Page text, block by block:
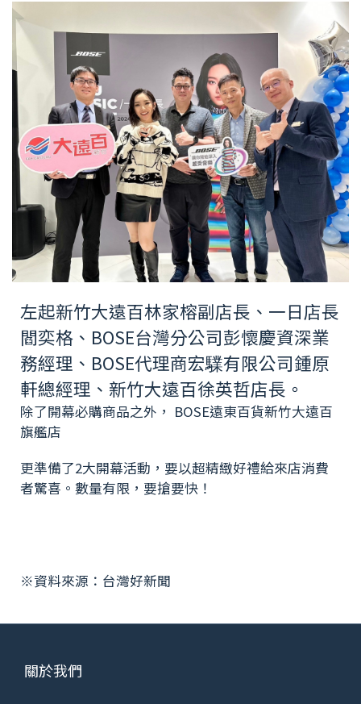
左起新竹大遠百林家榕副店長、一日店長
閻奕格、BOSE台灣分公司彭懷慶資深業
務經理、BOSE代理商宏驜有限公司鍾原
軒總經理、新竹大遠百徐英哲店長。
除了開幕必購商品之外， BOSE遠東百貨新竹大遠百
旗艦店
更準備了2大開幕活動，要以超精緻好禮給來店消費
者驚喜。數量有限，要搶要快！
※資料來源： 台灣好新聞
關於我們